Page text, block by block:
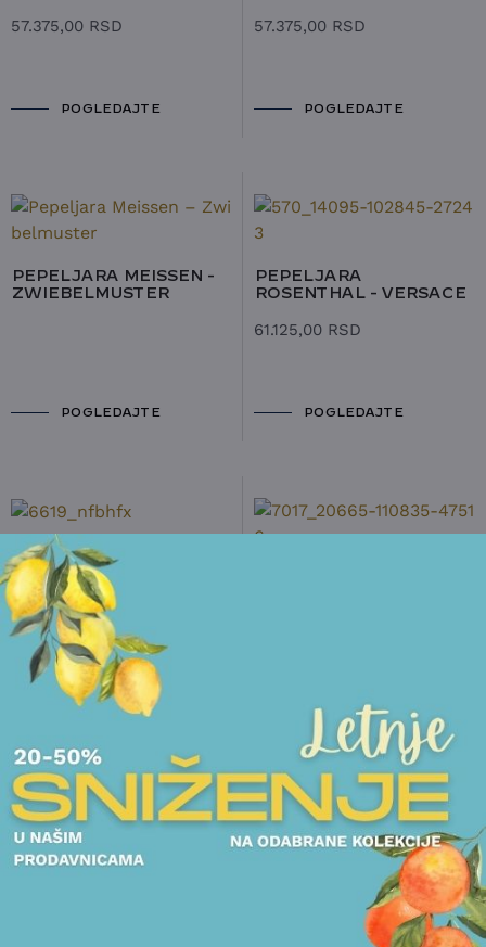
57.375,00 RSD
POGLEDAJTE
57.375,00 RSD
POGLEDAJTE
PEPELJARA MEISSEN -
ZWIEBELMUSTER
POGLEDAJTE
PEPELJARA
ROSENTHAL - VERSACE
61.125,00 RSD
POGLEDAJTE
PEPELJARA
ROSENTHAL - VERSACE
35.625,00RSD
POGLEDAJTE
PEPELJARA
PEPELJARA
ROSENTHAL - VERSACE